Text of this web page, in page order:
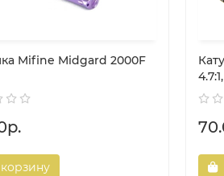
Mifine Midgard 2000F